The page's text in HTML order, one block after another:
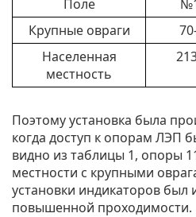
Поле
Крупные овраги
Населенная
местность
Поэтому установка была
когда доступ к опорам ЛЭП
видно из таблицы 1, опоры
местности с крупными
установки индикаторов был
повышенной проходимости.